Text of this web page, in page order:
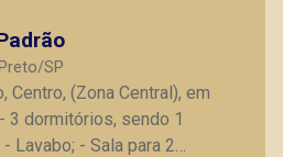
SP
Centro, (Zona Central), em
Lavabo; - Sala para 2